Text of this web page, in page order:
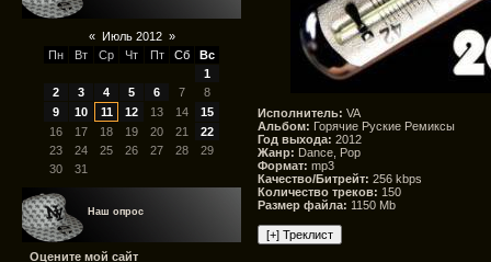
« Июль 2012 »
Пн
Вт Ср Чт Пт Сб
Вс
1
2
3 4 5 6 7
8
9
10 11 12 13 14
15
16
17 18 19 20 21
22
23
24 25 26 27 28
29
30
31
Наш опрос
Оцените мой сайт
Исполнитель: VA
Альбом: Горячие Руские Ремиксы
Год выхода: 2012
Жанр: Dance, Pop
Формат: mp3
Качество/Битрейт: 256 kbps
Количество треков: 150
Размер файла: 1150 Mb